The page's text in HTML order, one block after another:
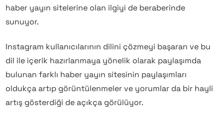
haber yayın sitelerine olan ilgiyi de beraberinde
sunuyor.
Instagram kullanıcılarının dilini çözmeyi başaran ve bu
dil ile içerik hazırlanmaya yönelik olarak paylaşımda
bulunan farklı haber yayın sitesinin paylaşımları
oldukça artıp görüntülenmeler ve yorumlar da bir hayli
artış gösterdiği de açıkça görülüyor.